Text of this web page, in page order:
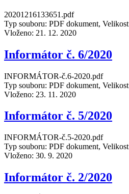
20201216133651.pdf
Typ souboru: PDF dokument,
Vloženo: 21. 12. 2020
Informátor č. 6/2020
INFORMÁTOR-č.6-2020.pdf
Typ souboru: PDF dokument,
Vloženo: 23. 11. 2020
Informátor č. 5/2020
INFORMÁTOR-č.5-2020.pdf
Typ souboru: PDF dokument,
Vloženo: 30. 9. 2020
Informátor č. 2/2020